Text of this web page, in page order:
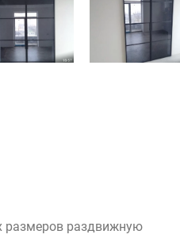
размеров раздвижную